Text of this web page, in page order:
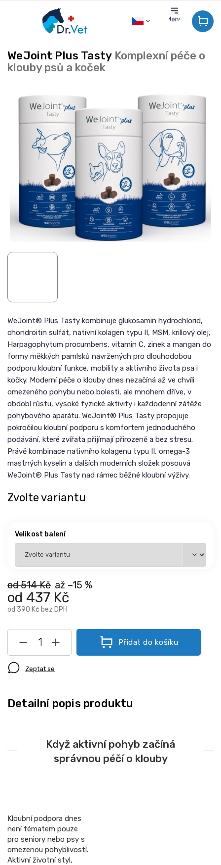
WeJoint Plus Tasty Komplexní péče o
klouby psů a koček
od 514 Kč až –15 %
od 437 Kč
od 390 Kč bez DPH
Zvolte variantu
Velikost balení
Přidat do košíku
WeJoint® Plus Tasty kombinuje glukosamin hydrochlorid,
chondroitin sulfát, nativní kolagen typu II, MSM, krillový olej,
Harpagophytum procumbens, vitamin C, zinek a mangan do
formy měkkých pamlsků navržených pro dlouhodobou
podporu kloubní funkce, mobility a aktivního života psa i
kočky. Moderní péče o klouby dnes nezačíná až ve chvíli
omezeného pohybu nebo bolesti, ale mnohem dříve, v
období růstu, vysoké fyzické aktivity i každodenní zátěže
pohybového aparátu. WeJoint® Plus Tasty propojuje
pokročilou kloubní podporu s komfortem jednoduchého
podávání, které zvířata přijímají přirozeně a bez stresu.
Právě kombinace nativního kolagenu typu II, omega-3
mastných kyselin a dalších moderních složek posouvá
WeJoint® Plus Tasty nad rámec běžné kloubní výživy.
Zeptat se
Detailní popis produktu
Když aktivní pohyb začíná
správnou péčí o klouby
Kloubní podpora dnes
není tématem pouze
pro seniory nebo psy s
omezenou pohyblivostí.
Aktivní životní styl,